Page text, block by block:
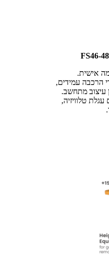
אישית.
הרכבה עמידים,
עיצוב מתחשב.
טלוויזיה,